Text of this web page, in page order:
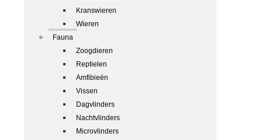
Kranswieren
Wieren
Fauna
Zoogdieren
Reptielen
Amfibieën
Vissen
Dagvlinders
Nachtvlinders
Microvlinders